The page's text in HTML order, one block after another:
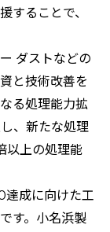
することで、
ダストなどの
と技術改善を
る処理能力拡
、新たな処理
以上の処理能
成に向けた工
す。小名浜製